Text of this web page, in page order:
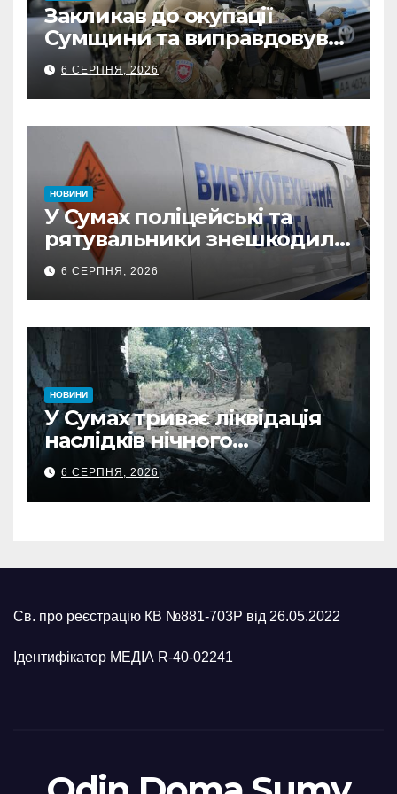
Закликав до окупації
Сумщини та виправдовував
обстріли: СБУ викрила
прокремлівського агітатора
з Охтирки
6 СЕРПНЯ, 2026
НОВИНИ
У Сумах поліцейські та
рятувальники знешкодили
500-кілограмову авіабомбу
росіян
6 СЕРПНЯ, 2026
НОВИНИ
У Сумах триває ліквідація
наслідків нічного
масованого удару КАБами
6 СЕРПНЯ, 2026
Св. про реєстрацію КВ №881-703Р від 26.05.2022
Ідентифікатор МЕДІА R-40-02241